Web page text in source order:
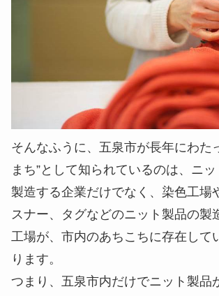
そんなふうに、五泉市が長年にわた
まち”として知られているのは、ニ
製造する企業だけでなく、染色工場
スナー、タグなどのニット製品の製
工場が、市内のあちこちに存在して
ります。
つまり、五泉市内だけでニット製品